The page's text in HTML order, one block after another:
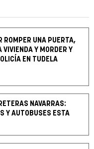
ROMPER UNA PUERTA,
VIVIENDA Y MORDER Y
EN TUDELA
NAVARRAS:
Y AUTOBUSES ESTA